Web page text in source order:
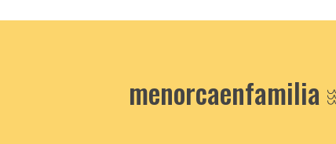
menorcaenfamilia